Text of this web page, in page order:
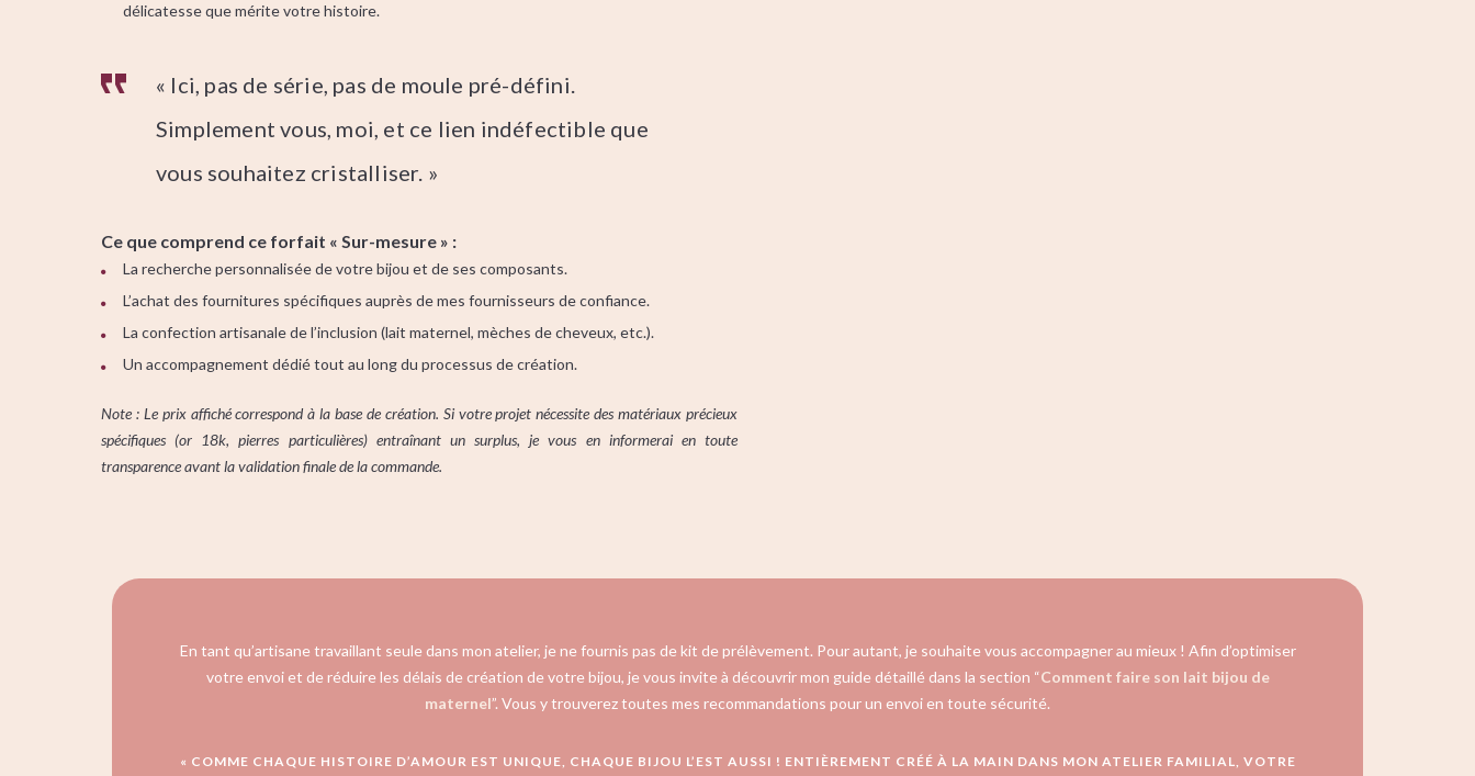
délicatesse que mérite votre histoire.
« Ici, pas de série, pas de moule pré-défini.
Simplement vous, moi, et ce lien indéfectible que
vous souhaitez cristalliser. »
Ce que comprend ce forfait « Sur-mesure » :
La recherche personnalisée de votre bijou et de ses composants.
L’achat des fournitures spécifiques auprès de mes fournisseurs de confiance.
La confection artisanale de l’inclusion (lait maternel, mèches de cheveux, etc.).
Un accompagnement dédié tout au long du processus de création.
Note : Le prix affiché correspond à la base de création. Si votre projet nécessite des matériaux précieux
spécifiques (or 18k, pierres particulières) entraînant un surplus, je vous en informerai en toute
transparence avant la validation finale de la commande.
En tant qu’artisane travaillant seule dans mon atelier, je ne fournis pas de kit de prélèvement. Pour autant, je souhaite vous accompagner au mieux ! Afin d’optimiser
votre envoi et de réduire les délais de création de votre bijou, je vous invite à découvrir mon guide détaillé dans la section “Comment faire son lait bijou de
maternel”. Vous y trouverez toutes mes recommandations pour un envoi en toute sécurité.
« COMME CHAQUE HISTOIRE D’AMOUR EST UNIQUE, CHAQUE BIJOU L’EST AUSSI ! ENTIÈREMENT CRÉÉ À LA MAIN DANS MON ATELIER FAMILIAL, VOTRE